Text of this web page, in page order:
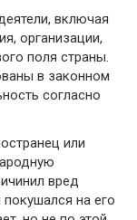
включая
организации,
поля страны.
в законном
согласно
или
вред
покушался на его